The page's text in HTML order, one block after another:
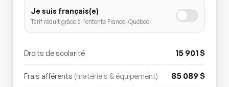
Je suis français(e)
Tarif réduit grâce à l'entente France–Québec
Droits de scolarité 15 901$
Frais afférents (matériels & équipement) 85 089$